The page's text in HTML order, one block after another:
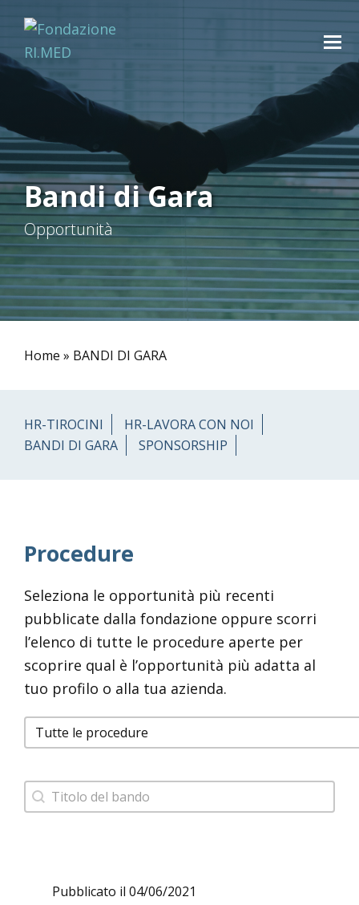
Bandi di Gara
Opportunità
Home » BANDI DI GARA
HR-TIROCINI
HR-LAVORA CON NOI
BANDI DI GARA
SPONSORSHIP
Procedure
Seleziona le opportunità più recenti
pubblicate dalla fondazione oppure scorri
l’elenco di tutte le procedure aperte per
scoprire qual è l’opportunità più adatta al
tuo profilo o alla tua azienda.
Facet Procedure Bandi
Barra ricerca bando
Search content
Pubblicato il 04/06/2021